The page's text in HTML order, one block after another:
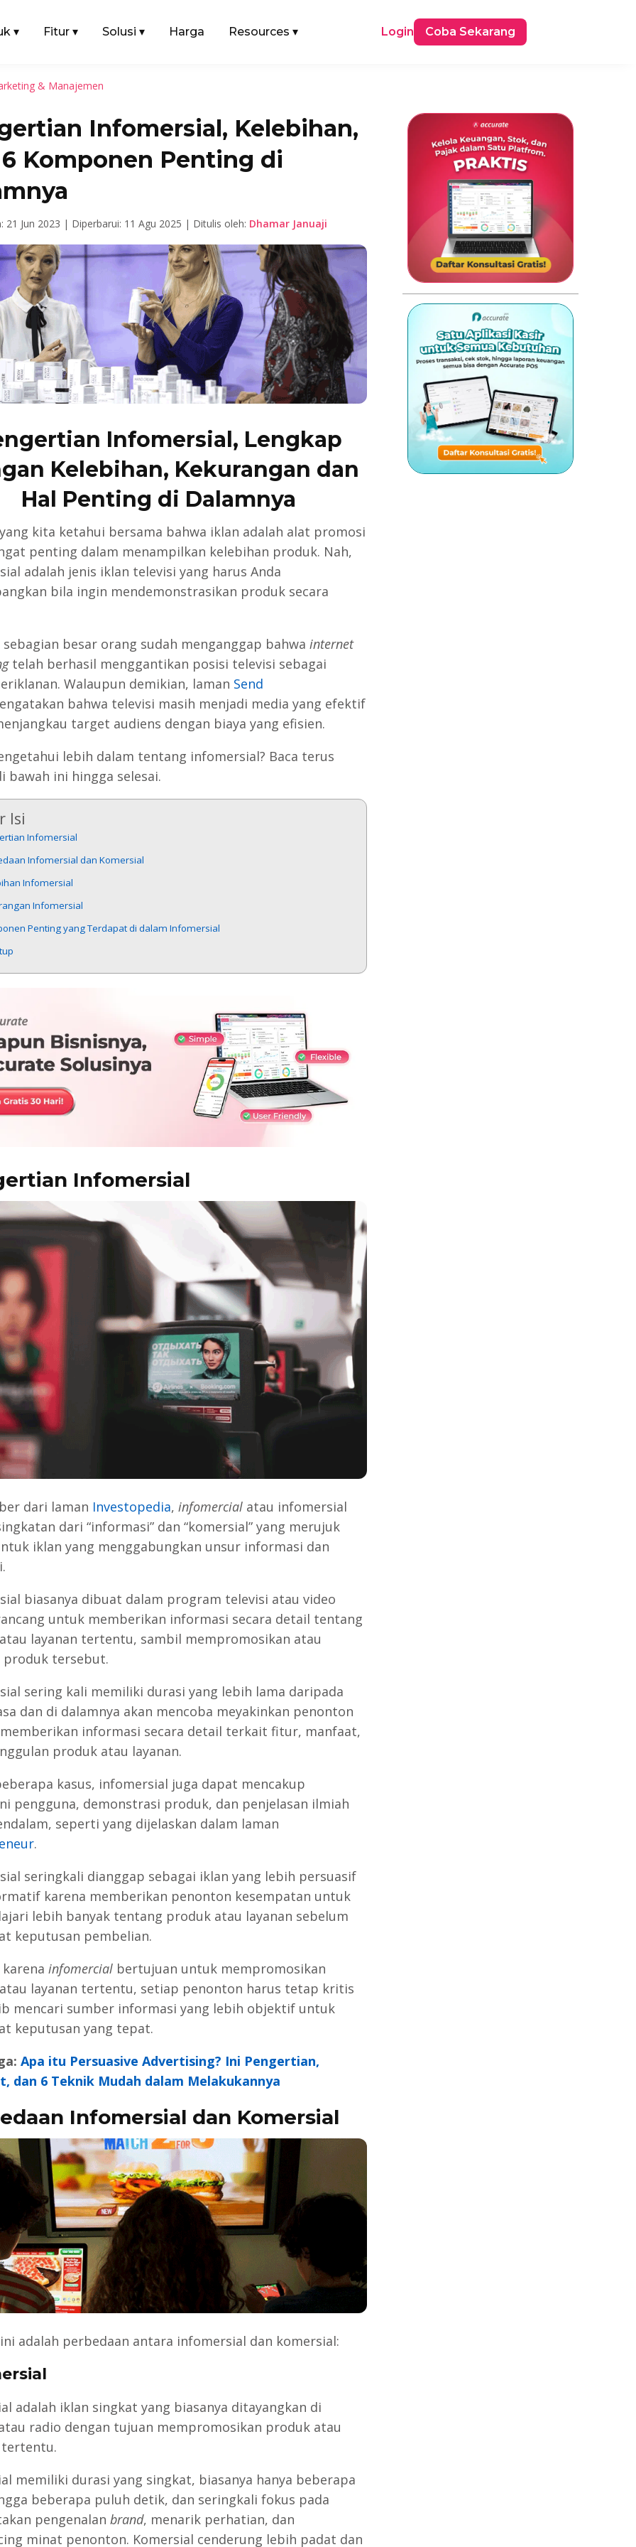
▾ Fitur ▾ Solusi ▾ Harga Resources ▾ Login Coba Sekarang
& Manajemen
Infomersial, Kelebihan,
Komponen Penting di
21 Jun 2023 | Diperbarui: 11 Agu 2025 | Ditulis oleh: Dhamar Januaji
Infomersial, Lengkap
Kelebihan, Kekurangan dan
Hal Penting di Dalamnya
kita ketahui bersama bahwa iklan adalah alat promosi
penting dalam menampilkan kelebihan produk. Nah,
adalah jenis iklan televisi yang harus Anda
bila ingin mendemonstrasikan produk secara
besar orang sudah menganggap bahwa internet
telah berhasil menggantikan posisi televisi sebagai
Walaupun demikian, laman Send
bahwa televisi masih menjadi media yang efektif
target audiens dengan biaya yang efisien.
lebih dalam tentang infomersial? Baca terus
bawah ini hingga selesai.
Isi
Infomersial
Infomersial dan Komersial
Infomersial
Infomersial
Penting yang Terdapat di dalam Infomersial
Infomersial
dari laman Investopedia, infomercialatau infomersial
dari “informasi” dan “komersial” yang merujuk
iklan yang menggabungkan unsur informasi dan
biasanya dibuat dalam program televisi atau video
untuk memberikan informasi secara detail tentang
layanan tertentu, sambil mempromosikan atau
produk tersebut.
sering kali memiliki durasi yang lebih lama daripada
dan di dalamnya akan mencoba meyakinkan penonton
informasi secara detail terkait fitur, manfaat,
produk atau layanan.
kasus, infomersial juga dapat mencakup
pengguna, demonstrasi produk, dan penjelasan ilmiah
seperti yang dijelaskan dalam laman
.
seringkali dianggap sebagai iklan yang lebih persuasif
karena memberikan penonton kesempatan untuk
lebih banyak tentang produk atau layanan sebelum
keputusan pembelian.
infomercialbertujuan untuk mempromosikan
layanan tertentu, setiap penonton harus tetap kritis
mencari sumber informasi yang lebih objektif untuk
keputusan yang tepat.
Apa itu Persuasive Advertising? Ini Pengertian,
dan 6 Teknik Mudah dalam Melakukannya
Infomersial dan Komersial
adalah perbedaan antara infomersial dan komersial:
adalah iklan singkat yang biasanya ditayangkan di
radio dengan tujuan mempromosikan produk atau
tertentu.
memiliki durasi yang singkat, biasanya hanya beberapa
beberapa puluh detik, dan seringkali fokus pada
pengenalan brand, menarik perhatian, dan
minat penonton. Komersial cenderung lebih padat dan